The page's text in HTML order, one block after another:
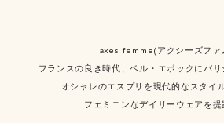
axes femme(アクシーズファ
フランスの良き時代、ベル・エポックにパ
オシャレのエスプリを現代的なスタイ
フェミニンなデイリーウェアを提